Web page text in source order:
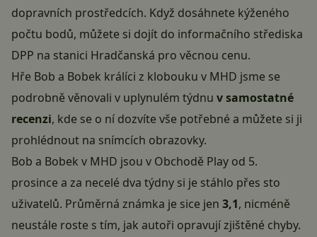
dopravních prostředcích. Když dosáhnete kýženého
počtu bodů, můžete si dojít do informačního střediska
DPP na stanici Hradčanská pro věcnou cenu.
Hře Bob a Bobek králíci z klobouku v MHD jsme se
podrobně věnovali v uplynulém týdnu vsamostatné
recenzi, kde se o ní dozvíte vše potřebné a můžete si ji
prohlédnout na snímcích obrazovky.
Bob a Bobek v MHD jsou v Obchodě Play od 5.
prosince a za necelé dva týdny si je stáhlo přes sto
uživatelů. Průměrná známka je sice jen 3,1, nicméně
neustále roste s tím, jak autoři opravují zjištěné chyby.